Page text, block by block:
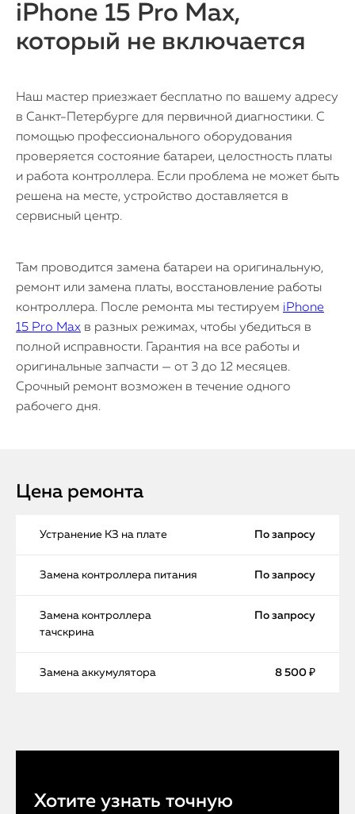
iPhone 15 Pro Max,
который не включается
Наш мастер приезжает бесплатно по вашему адресу
в Санкт-Петербурге для первичной диагностики. С
помощью профессионального оборудования
проверяется состояние батареи, целостность платы
и работа контроллера. Если проблема не может быть
решена на месте, устройство доставляется в
сервисный центр.
Там проводится замена батареи на оригинальную,
ремонт или замена платы, восстановление работы
контроллера. После ремонта мы тестируем iPhone
15 Pro Max в разных режимах, чтобы убедиться в
полной исправности. Гарантия на все работы и
оригинальные запчасти — от 3 до 12 месяцев.
Срочный ремонт возможен в течение одного
рабочего дня.
Цена ремонта
Устранение КЗ на плате По запросу
Замена контроллера питания По запросу
Замена контроллера
тачскрина
По запросу
Замена аккумулятора 8 500 ₽
Хотите узнать точную